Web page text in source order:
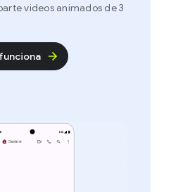
videos animados de 3